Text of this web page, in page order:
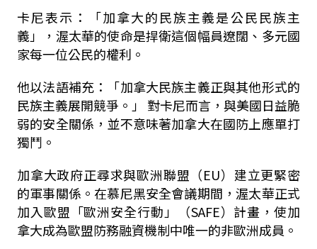
卡尼表示：「加拿大的民族主義是公民民族主
義」，渥太華的使命是捍衛這個幅員遼闊、多元國
家每一位公民的權利。
他以法語補充：「加拿大民族主義正與其他形式的
民族主義展開競爭。」 對卡尼而言，與美國日益脆
弱的安全關係，並不意味著加拿大在國防上應單打
獨鬥。
加拿大政府正尋求與歐洲聯盟（EU）建立更緊密
的軍事關係。在慕尼黑安全會議期間，渥太華正式
加入歐盟「歐洲安全行動」（SAFE）計畫，使加
拿大成為歐盟防務融資機制中唯一的非歐洲成員。